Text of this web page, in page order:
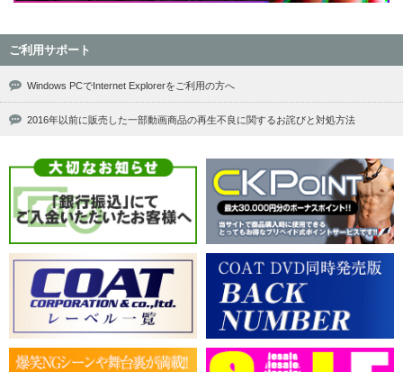
ご利用サポート
Windows PCでInternet Explorerをご利用の方へ
2016年以前に販売した一部動画商品の再生不良に関するお詫びと対処方法